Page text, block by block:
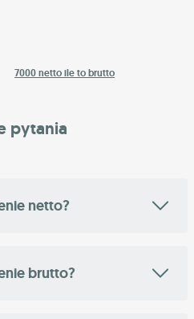
7000 netto ile to brutto
pytania
netto?
brutto?